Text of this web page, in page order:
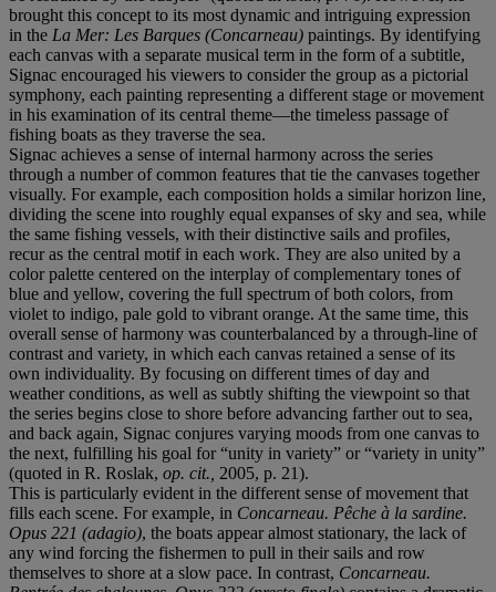
brought this concept to its most dynamic and intriguing expression
in the La Mer: Les Barques (Concarneau) paintings. By identifying
each canvas with a separate musical term in the form of a subtitle,
Signac encouraged his viewers to consider the group as a pictorial
symphony, each painting representing a different stage or movement
in his examination of its central theme—the timeless passage of
fishing boats as they traverse the sea.
Signac achieves a sense of internal harmony across the series
through a number of common features that tie the canvases together
visually. For example, each composition holds a similar horizon line,
dividing the scene into roughly equal expanses of sky and sea, while
the same fishing vessels, with their distinctive sails and profiles,
recur as the central motif in each work. They are also united by a
color palette centered on the interplay of complementary tones of
blue and yellow, covering the full spectrum of both colors, from
violet to indigo, pale gold to vibrant orange. At the same time, this
overall sense of harmony was counterbalanced by a through-line of
contrast and variety, in which each canvas retained a sense of its
own individuality. By focusing on different times of day and
weather conditions, as well as subtly shifting the viewpoint so that
the series begins close to shore before advancing farther out to sea,
and back again, Signac conjures varying moods from one canvas to
the next, fulfilling his goal for “unity in variety” or “variety in unity”
(quoted in R. Roslak, op. cit., 2005, p. 21).
This is particularly evident in the different sense of movement that
fills each scene. For example, in Concarneau. Pêche à la sardine.
Opus 221 (adagio), the boats appear almost stationary, the lack of
any wind forcing the fishermen to pull in their sails and row
themselves to shore at a slow pace. In contrast, Concarneau.